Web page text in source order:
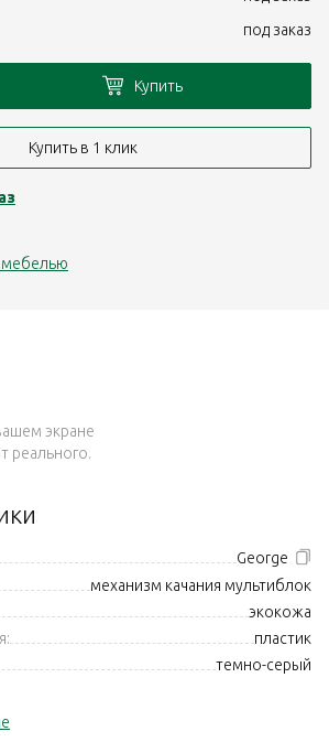
экране
реального.
George
механизм качания мультиблок
экокожа
пластик
темно-серый
под заказ
Купить
Купить в 1 клик
мебелью